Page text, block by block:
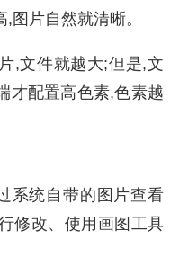
图片自然就清晰。
,文件就越大;但是,文
才配置高色素,色素越
系统自带的图片查看
修改、使用画图工具